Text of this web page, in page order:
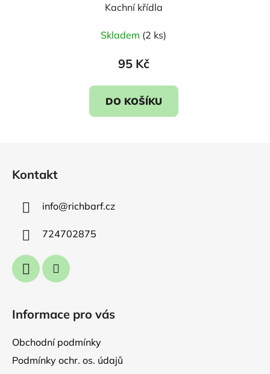
Kachní křídla
Skladem (2 ks)
95 Kč
DO KOŠÍKU
Kontakt
info@richbarf.cz
724702875
Informace pro vás
Obchodní podmínky
Podmínky ochr. os. údajů